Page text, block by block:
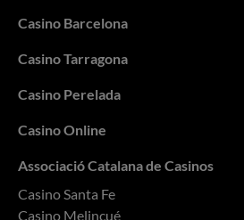
Casino Barcelona
Casino Tarragona
Casino Perelada
Casino Online
Associació Catalana de Casinos
Casino Santa Fe
Casino Melincué